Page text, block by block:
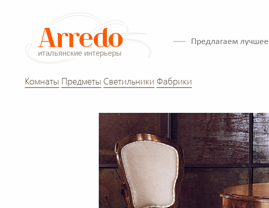
Предлагаем лучшее
Комнаты Предметы Светильники Фабрики